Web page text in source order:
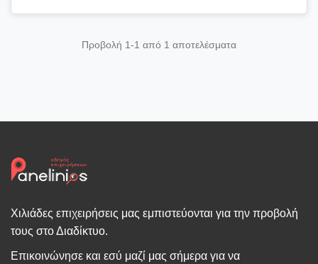
Προβολή 1-1 από 1 αποτελέσματα
Χιλιάδες επιχειρήσεις μας εμπιστεύονται για την προβολή
τους στο Διαδίκτυο.
Επικοινώνησε και εσύ μαζί μας σήμερα για να